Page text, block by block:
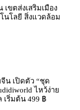
ขตส่งเสริมเมือง
นโลยี สิ่งแวดล้อม
น เปิดตัว “ชุด
ไหว้ง่าย
เริ่มต้น 499 ฿